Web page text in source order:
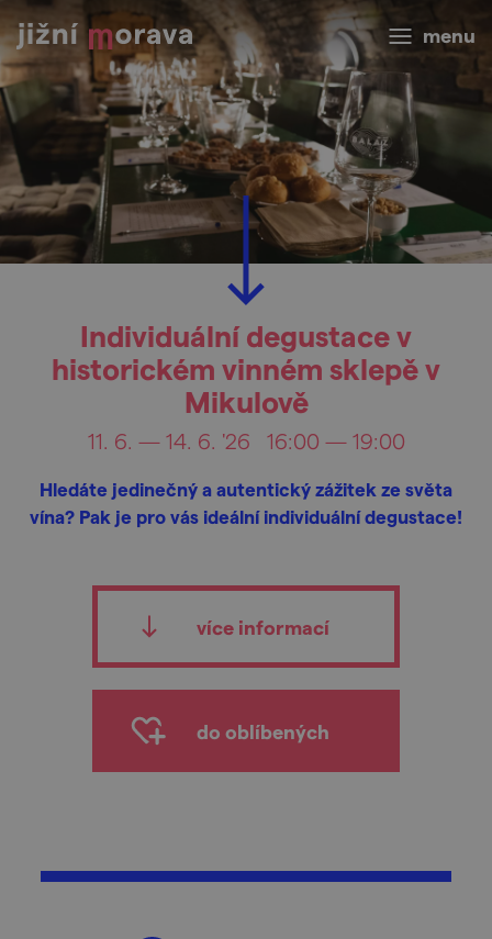
menu
Individuální degustace v
historickém vinném sklepě v
Mikulově
11. 6. — 14. 6. '26 16:00 — 19:00
Hledáte jedinečný a autentický zážitek ze světa
vína? Pak je pro vás ideální individuální degustace!
více informací
do oblíbených